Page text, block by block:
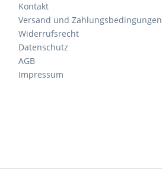
Kontakt
Versand und Zahlungsbedingungen
Widerrufsrecht
Datenschutz
AGB
Impressum